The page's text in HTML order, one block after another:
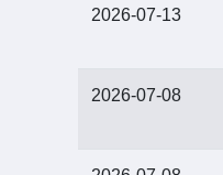
2026-07-13
2026-07-08